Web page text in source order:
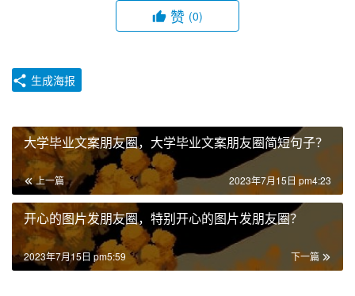
赞 (0)
生成海报
大学毕业文案朋友圈，大学毕业文案朋友圈简短句子？
上一篇 2023年7月15日 pm4:23
开心的图片发朋友圈，特别开心的图片发朋友圈？
下一篇
2023年7月15日 pm5:59